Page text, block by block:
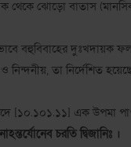
ঝোড়ো বাতাস (মানসিক
বহুবিবাহের দুঃখদায়ক
নিন্দনীয়, তা নির্দেশিত
[১০.১০১.১১] এক উপমা
চরতি দ্বিজানিঃ ।